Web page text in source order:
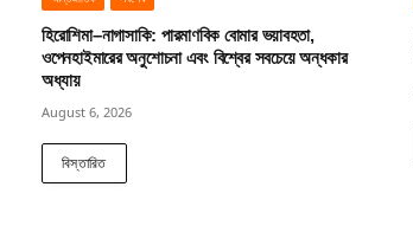
হিরোশিমা–নাগাসাকি: পারমাণবিক বোমার ভয়াবহতা,
ওপেনহাইমারের অনুশোচনা এবং বিশ্বের সবচেয়ে অন্ধকার
অধ্যায়
August 6, 2026
বিস্তারিত